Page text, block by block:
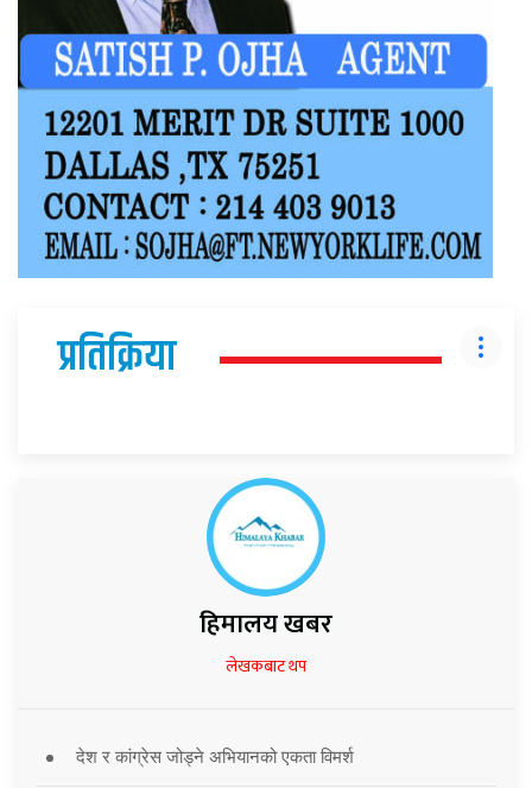
प्रतिक्रिया
हिमालय खबर
लेखकबाट थप
देश र कांग्रेस जोड्ने अभियानको एकता विमर्श